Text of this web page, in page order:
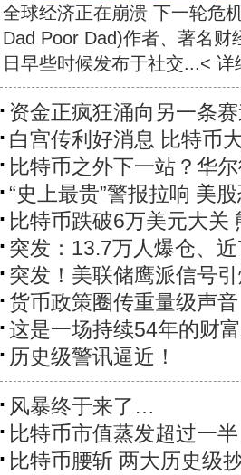
全球经济正在崩溃 下一轮
Dad Poor Dad)作者、著名财
日早些时候发布于社交...< 详
资金正疯狂涌向另一条
白宫传利好消息 比特币
比特币之外下一站？华
“史上最贵”警报拉响 美
比特币跌破6万美元大关
突发：13.7万人爆仓、
突发！美联储鹰派信号
货币政策圈传重量级声音
这是一场持续54年的财富
历史级警讯逼近！
风暴终于来了…
比特币市值蒸发超过一
比特币腰斩 两大历史级